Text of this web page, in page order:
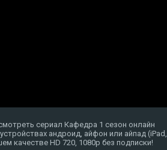
сериал Кафедра 1 сезон онлайн
андроид, айфон или айпад (iPad,
качестве HD 720, 1080p без подписки!